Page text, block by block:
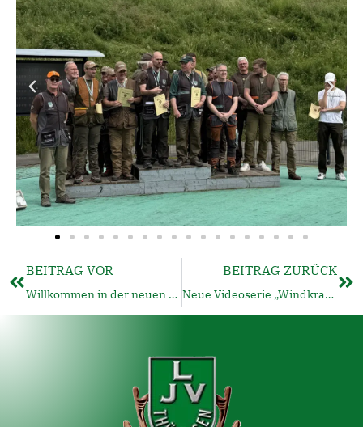
BEITRAG VOR
Willkommen in der neuen LJV Thüringen App!
BEITRAG ZURÜCK
Neue Videoserie „Windkraft im Wald“